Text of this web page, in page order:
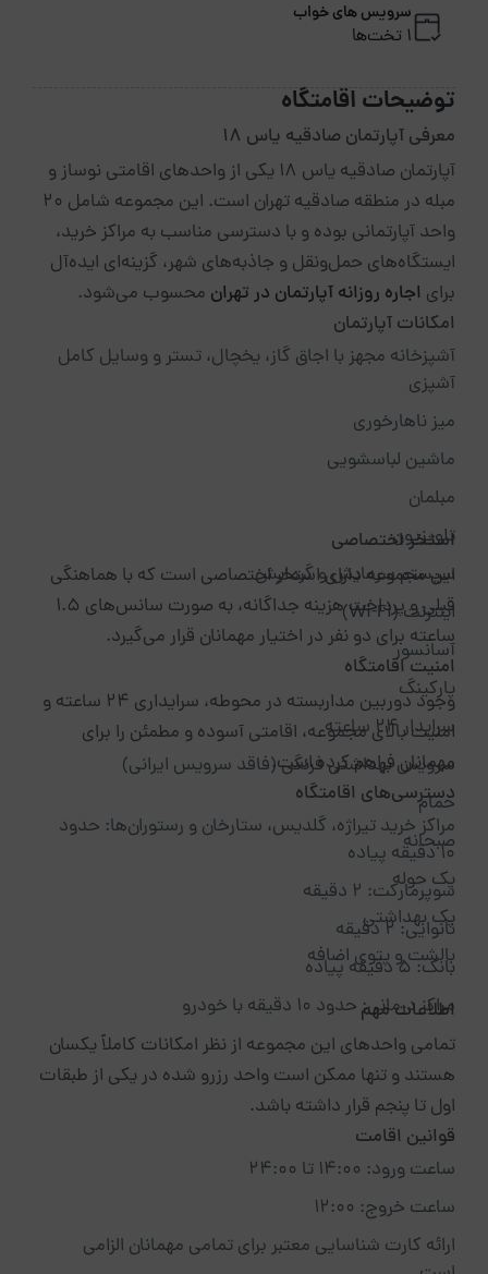
سرویس های خواب
1 تخت‌ها
توضیحات اقامتگاه
معرفی آپارتمان صادقیه یاس ۱۸
آپارتمان صادقیه یاس ۱۸ یکی از واحدهای اقامتی نوساز و
مبله در منطقه صادقیه تهران است. این مجموعه شامل ۲۰
واحد آپارتمانی بوده و با دسترسی مناسب به مراکز خرید،
ایستگاه‌های حمل‌ونقل و جاذبه‌های شهر، گزینه‌ای ایده‌آل
برای اجاره روزانه آپارتمان در تهران محسوب می‌شود.
امکانات آپارتمان
آشپزخانه مجهز با اجاق گاز، یخچال، تستر و وسایل کامل
آشپزی
میز ناهارخوری
ماشین لباسشویی
مبلمان
تلویزیون
سیستم سرمایش و گرمایش
اینترنت (Wi-Fi)
آسانسور
پارکینگ
سرایدار ۲۴ ساعته
سرویس بهداشتی فرنگی (فاقد سرویس ایرانی)
حمام
صبحانه
پک حوله
پک بهداشتی
بالشت و پتوی اضافه
استخر اختصاصی
این مجموعه دارای استخر اختصاصی است که با هماهنگی
قبلی و پرداخت هزینه جداگانه، به صورت سانس‌های ۱.۵
ساعته برای دو نفر در اختیار مهمانان قرار می‌گیرد.
امنیت اقامتگاه
وجود دوربین مداربسته در محوطه، سرایداری ۲۴ ساعته و
امنیت بالای مجموعه، اقامتی آسوده و مطمئن را برای
مهمانان فراهم کرده است.
دسترسی‌های اقامتگاه
مراکز خرید تیراژه، گلدیس، ستارخان و رستوران‌ها: حدود
۱۰ دقیقه پیاده
سوپرمارکت: ۲ دقیقه
نانوایی: ۲ دقیقه
بانک: ۵ دقیقه پیاده
مراکز درمانی: حدود ۱۰ دقیقه با خودرو
اطلاعات مهم
تمامی واحدهای این مجموعه از نظر امکانات کاملاً یکسان
هستند و تنها ممکن است واحد رزرو شده در یکی از طبقات
اول تا پنجم قرار داشته باشد.
قوانین اقامت
ساعت ورود: ۱۴:۰۰ تا ۲۴:۰۰
ساعت خروج: ۱۲:۰۰
ارائه کارت شناسایی معتبر برای تمامی مهمانان الزامی